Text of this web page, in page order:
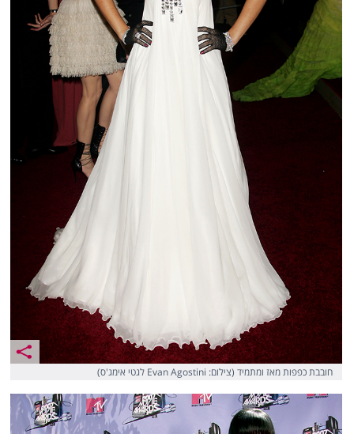
חובבת כפפות מאז ומתמיד (צילום: Evan Agostini לגטי אימג'ס)